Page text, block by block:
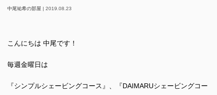
中尾祐希の部屋 | 2019.08.23
こんにちは 中尾です！
毎週金曜日は
『シンプルシェービングコース』、『DAIMARUシェービングコー